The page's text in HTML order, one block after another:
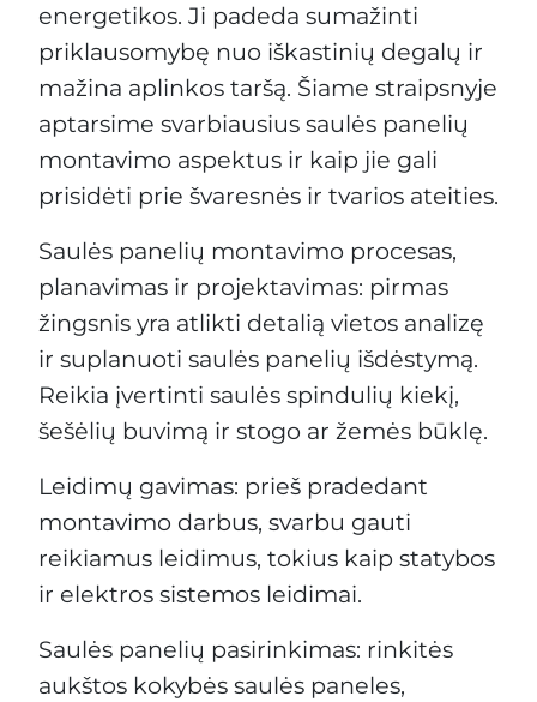
energetikos. Ji padeda sumažinti
priklausomybę nuo iškastinių degalų ir
mažina aplinkos taršą. Šiame straipsnyje
aptarsime svarbiausius saulės panelių
montavimo aspektus ir kaip jie gali
prisidėti prie švaresnės ir tvarios ateities.
Saulės panelių montavimo procesas,
planavimas ir projektavimas: pirmas
žingsnis yra atlikti detalią vietos analizę
ir suplanuoti saulės panelių išdėstymą.
Reikia įvertinti saulės spindulių kiekį,
šešėlių buvimą ir stogo ar žemės būklę.
Leidimų gavimas: prieš pradedant
montavimo darbus, svarbu gauti
reikiamus leidimus, tokius kaip statybos
ir elektros sistemos leidimai.
Saulės panelių pasirinkimas: rinkitės
aukštos kokybės saulės paneles,